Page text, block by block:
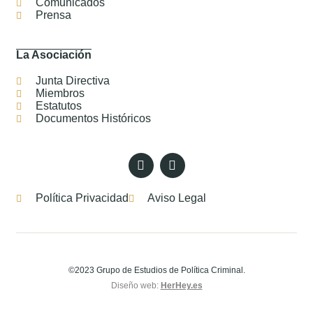
Comunicados
Prensa
La Asociación
Junta Directiva
Miembros
Estatutos
Documentos Históricos
Política Privacidad Aviso Legal
©2023 Grupo de Estudios de Política Criminal.
Diseño web: HerHey.es